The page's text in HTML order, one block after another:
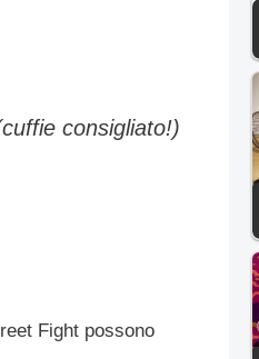
consigliato!)
Fight possono